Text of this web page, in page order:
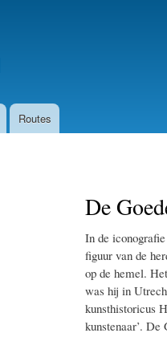
Routes
De
In de
figuur van de
op de hemel.
was hij in
kunsthistoricus
kunstenaar’.